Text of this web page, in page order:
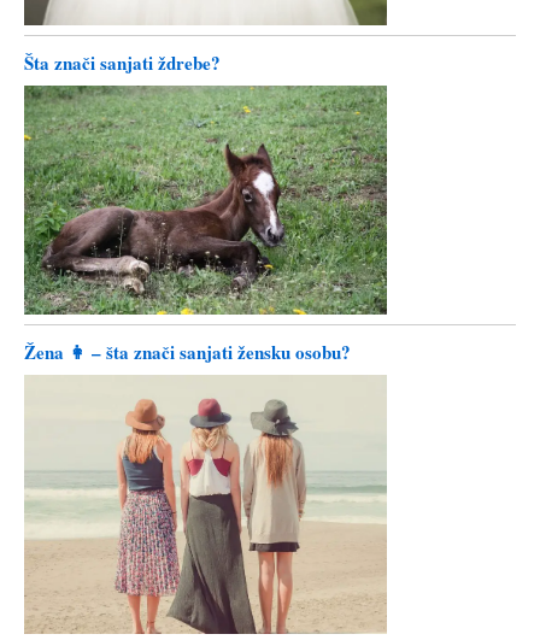
Šta znači sanjati ždrebe?
Žena 👩 – šta znači sanjati žensku osobu?